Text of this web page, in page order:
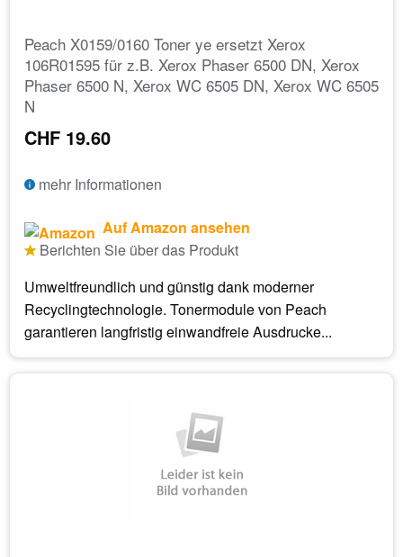
Peach X0159/0160 Toner ye ersetzt Xerox
106R01595 für z.B. Xerox Phaser 6500 DN, Xerox
Phaser 6500 N, Xerox WC 6505 DN, Xerox WC 6505
N
CHF 19.60
mehr Informationen
Auf Amazon ansehen
Berichten Sie über das Produkt
Umweltfreundlich und günstig dank moderner
Recyclingtechnologie. Tonermodule von Peach
garantieren langfristig einwandfreie Ausdrucke...